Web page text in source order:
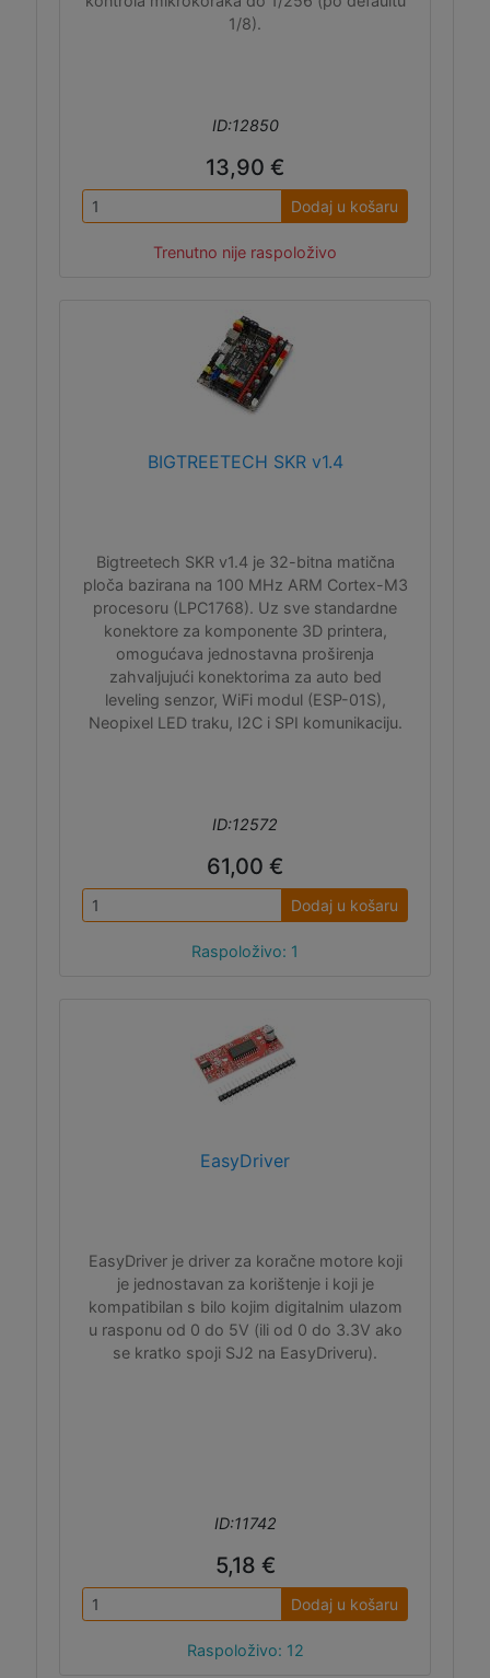
1/8).
ID:12850
13,90 €
Dodaj u košaru
Trenutno nije raspoloživo
BIGTREETECH SKR v1.4
Bigtreetech SKR v1.4 je 32-bitna matična
ploča bazirana na 100 MHz ARM Cortex-M3
procesoru (LPC1768). Uz sve standardne
konektore za komponente 3D printera,
omogućava jednostavna proširenja
zahvaljujući konektorima za auto bed
leveling senzor, WiFi modul (ESP-01S),
Neopixel LED traku, I2C i SPI komunikaciju.
ID:12572
61,00 €
Dodaj u košaru
Raspoloživo: 1
EasyDriver
EasyDriver je driver za koračne motore koji
je jednostavan za korištenje i koji je
kompatibilan s bilo kojim digitalnim ulazom
u rasponu od 0 do 5V (ili od 0 do 3.3V ako
se kratko spoji SJ2 na EasyDriveru).
ID:11742
5,18 €
Dodaj u košaru
Raspoloživo: 12